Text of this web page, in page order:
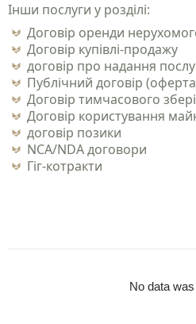
Інши послуги у розділі:
Договір оренди
Договір купівлі-продажу
договір про надання
Публічний договір
Договір тимчасового
Договір користування
договір позики
NCA/NDA договори
Гіг-котракти
No data